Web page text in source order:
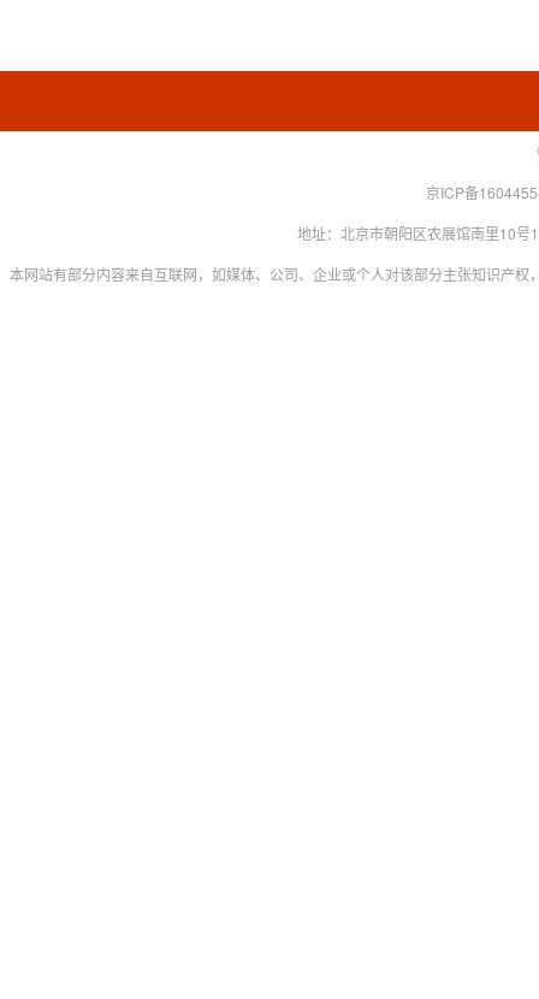
京ICP备
地址：北京市朝阳区农展馆南里10
本网站有部分内容来自互联网，如媒体、公司、企业或个人对该部分主张知识产